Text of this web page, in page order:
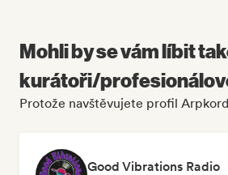
Mohli by se vám líbit
kurátoři/
Protože navštěvujete profil
Good Vibrations Radio